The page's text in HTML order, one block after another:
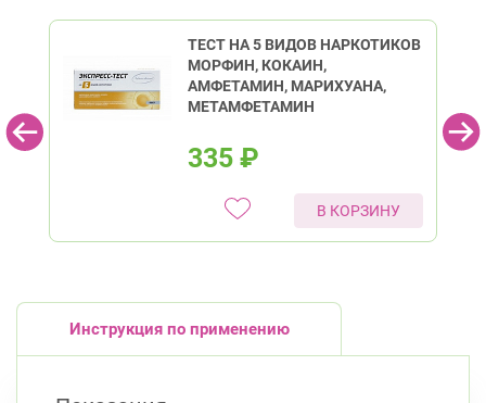
ТЕСТ НА 5 ВИДОВ НАРКОТИКОВ
МОРФИН, КОКАИН,
АМФЕТАМИН, МАРИХУАНА,
МЕТАМФЕТАМИН
335 ₽
В КОРЗИНУ
Инструкция по применению